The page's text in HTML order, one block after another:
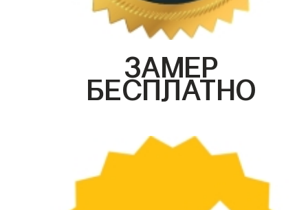
ЗАМЕР
БЕСПЛАТНО